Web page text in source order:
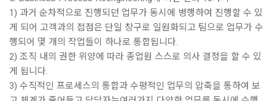
1) 과거 순차적으로 진행되던 업무가 동시에 병행하여 진행할 수 있
게 되어 고객과의 접점은 단일 창구로 일원화되고 팀으로 업무가 수
행되어 몇 개의 작업들이 하나로 통합됩니다.
2) 조직 내의 권한 위양에 따라 종업원 스스로 의사 결정을 할 수 있
게 됩니다.
3) 수직적인 프로세스의 통합과 수평적인 업무의 압축을 통하여 보